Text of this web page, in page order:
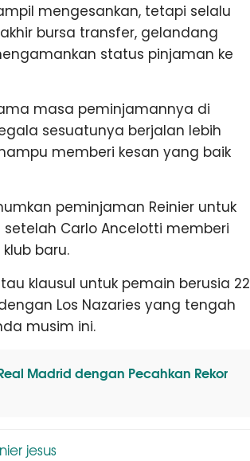
mengesankan, tetapi selalu
bursa transfer, gelandang
status pinjaman ke
masa peminjamannya di
sesuatunya berjalan lebih
memberi kesan yang baik
peminjaman Reinier untuk
Carlo Ancelotti memberi
baru.
klausul untuk pemain berusia 22
Los Nazaries yang tengah
musim ini.
Madrid dengan Pecahkan Rekor
jesus